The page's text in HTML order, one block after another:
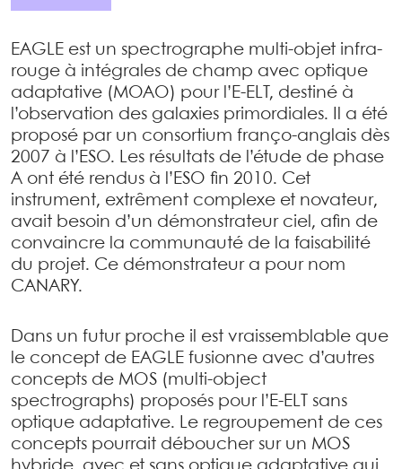
EAGLE est un spectrographe multi-objet infra-
rouge à intégrales de champ avec optique
adaptative (MOAO) pour l’E-ELT, destiné à
l’observation des galaxies primordiales. Il a été
proposé par un consortium franço-anglais dès
2007 à l’ESO. Les résultats de l’étude de phase
A ont été rendus à l’ESO fin 2010. Cet
instrument, extrêment complexe et novateur,
avait besoin d’un démonstrateur ciel, afin de
convaincre la communauté de la faisabilité
du projet. Ce démonstrateur a pour nom
CANARY.
Dans un futur proche il est vraissemblable que
le concept de EAGLE fusionne avec d’autres
concepts de MOS (multi-object
spectrographs) proposés pour l’E-ELT sans
optique adaptative. Le regroupement de ces
concepts pourrait déboucher sur un MOS